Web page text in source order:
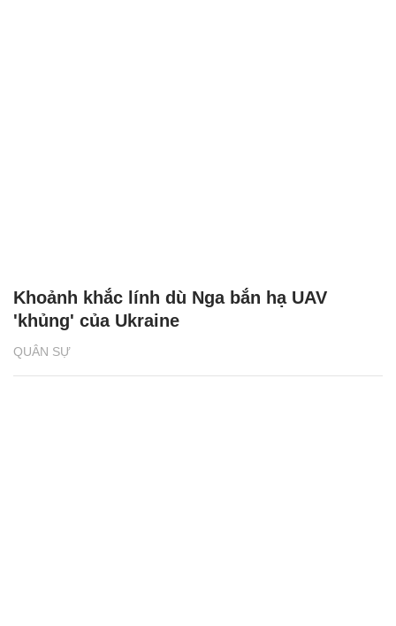
QUÂN SỰ
Khoảnh khắc lính dù Nga bắn hạ UAV
'khủng' của Ukraine